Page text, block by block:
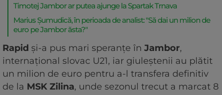
Timotej Jambor ar putea ajunge la Spartak Trnava
Marius Șumudică, în perioada de analist: "Să dai un milion de
euro pe Jambor ăsta?"
Rapid și-a pus mari speranțe în Jambor,
internațional slovac U21, iar giuleștenii au plătit
un milion de euro pentru a-l transfera definitiv
de la MSK Zilina, unde sezonul trecut a marcat 8